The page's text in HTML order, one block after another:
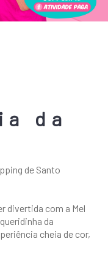
da
de Santo
divertida com a Mel
da
cheia de cor,